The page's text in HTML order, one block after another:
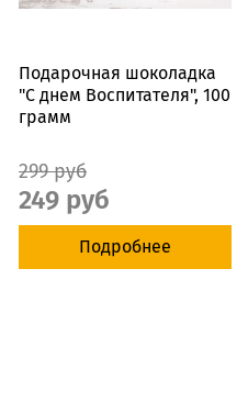
Подарочная шоколадка
"С днем Воспитателя", 100
грамм
299 руб
249 руб
Подробнее